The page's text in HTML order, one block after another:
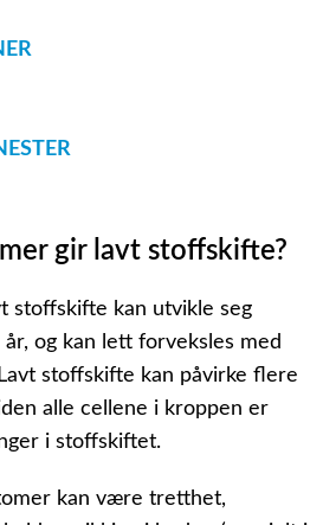
gir lavt stoffskifte?
stoffskifte kan utvikle seg
og kan lett forveksles med
stoffskifte kan påvirke flere
alle cellene i kroppen er
i stoffskiftet.
kan være tretthet,